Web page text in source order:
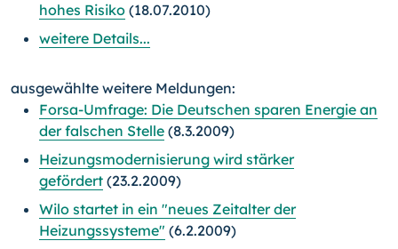
hohes Risiko (18.07.2010)
weitere Details...
ausgewählte weitere Meldungen:
Forsa-Umfrage: Die Deutschen sparen Energie an
der falschen Stelle (8.3.2009)
Heizungsmodernisierung wird stärker
gefördert (23.2.2009)
Wilo startet in ein "neues Zeitalter der
Heizungssysteme" (6.2.2009)